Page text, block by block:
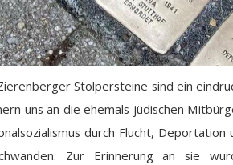
Stolpersteine sind ein
uns an die ehemals jüdischen
durch Flucht,
Zur Erinnerung an sie